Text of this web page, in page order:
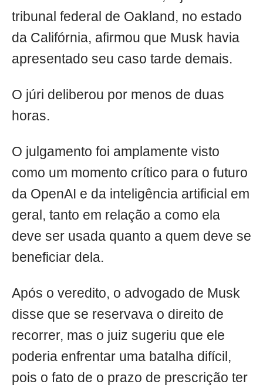
tribunal federal de Oakland, no estado
da Califórnia, afirmou que Musk havia
apresentado seu caso tarde demais.
O júri deliberou por menos de duas
horas.
O julgamento foi amplamente visto
como um momento crítico para o futuro
da OpenAI e da inteligência artificial em
geral, tanto em relação a como ela
deve ser usada quanto a quem deve se
beneficiar dela.
Após o veredito, o advogado de Musk
disse que se reservava o direito de
recorrer, mas o juiz sugeriu que ele
poderia enfrentar uma batalha difícil,
pois o fato de o prazo de prescrição ter